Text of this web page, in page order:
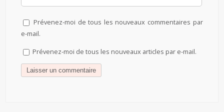
Prévenez-moi de tous les nouveaux commentaires par
e-mail.
Prévenez-moi de tous les nouveaux articles par e-mail.